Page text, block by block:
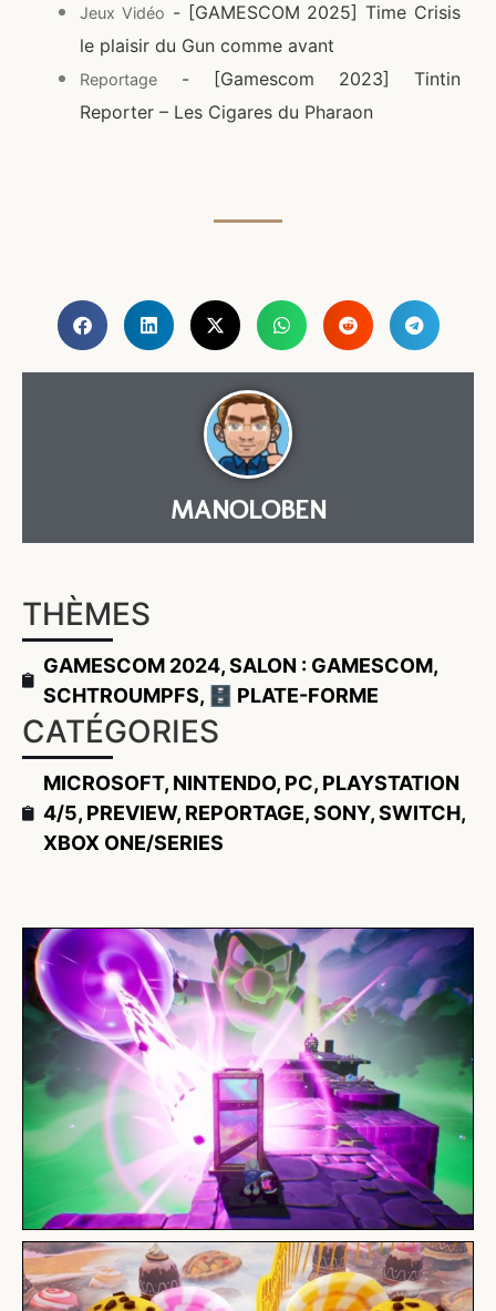
Jeux Vidéo - [GAMESCOM 2025] Time Crisis
le plaisir du Gun comme avant
Reportage
- [Gamescom 2023] Tintin
Reporter – Les Cigares du Pharaon
MANOLOBEN
THÈMES
GAMESCOM 2024,SALON : GAMESCOM,
SCHTROUMPFS, 🗄️ PLATE-FORME
CATÉGORIES
MICROSOFT, NINTENDO, PC, PLAYSTATION
4/5, PREVIEW, REPORTAGE,SONY,SWITCH,
XBOX ONE/SERIES